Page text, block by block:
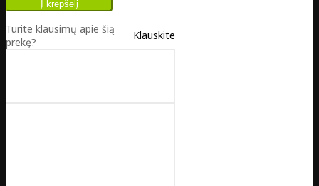
Turite klausimų apie šią
prekę?
Klauskite